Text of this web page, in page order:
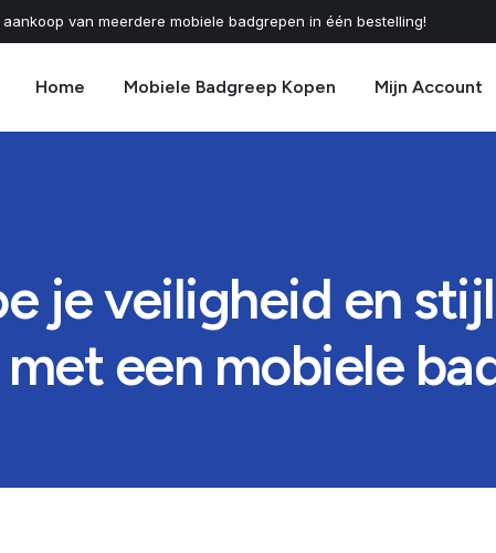
van meerdere mobiele badgrepen in één bestelling!
Home Mobiele Badgreep Kopen Mijn Account
je veiligheid en
een mobiele